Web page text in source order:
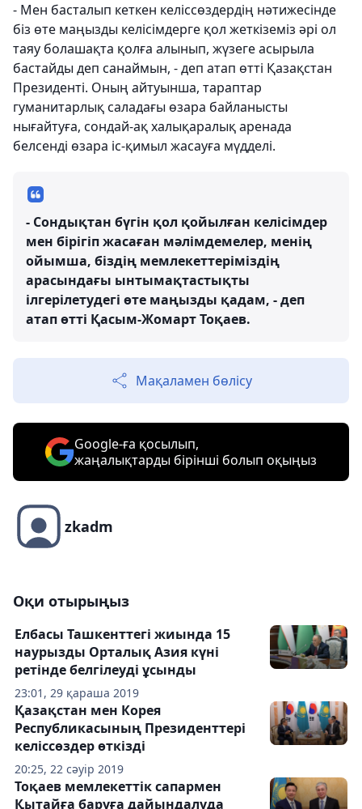
- Мен басталып кеткен келіссөздердің нәтижесінде
біз өте маңызды келісімдерге қол жеткіземіз әрі ол
таяу болашақта қолға алынып, жүзеге асырыла
бастайды деп санаймын, - деп атап өтті Қазақстан
Президенті. Оның айтуынша, тараптар
гуманитарлық саладағы өзара байланысты
нығайтуға, сондай-ақ халықаралық аренада
белсенді өзара іс-қимыл жасауға мүдделі.
- Сондықтан бүгін қол қойылған келісімдер
мен бірігіп жасаған мәлімдемелер, менің
ойымша, біздің мемлекеттеріміздің
арасындағы ынтымақтастықты
ілгерілетудегі өте маңызды қадам, - деп
атап өтті Қасым-Жомарт Тоқаев.
Мақаламен бөлісу
Google-ға қосылып,
жаңалықтарды бірінші болып оқыңыз
zkadm
Оқи отырыңыз
23:01, 29 қараша 2019
Елбасы Ташкенттегі жиында 15
наурызды Орталық Азия күні
ретінде белгілеуді ұсынды
20:25, 22 сәуір 2019
Қазақстан мен Корея
Республикасының Президенттері
келіссөздер өткізді
Тоқаев мемлекеттік сапармен
Қытайға баруға дайындалуда